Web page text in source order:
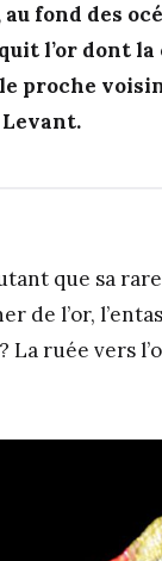
fond des
l’or dont
proche
que sa
de l’or,
La ruée vers